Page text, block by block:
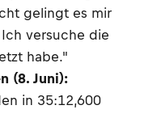
gelingt es mir
Ich versuche die
habe."
(8. Juni):
in 35:12,600